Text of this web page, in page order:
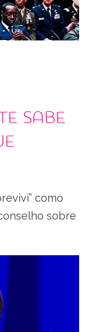
sabe
como
sobre